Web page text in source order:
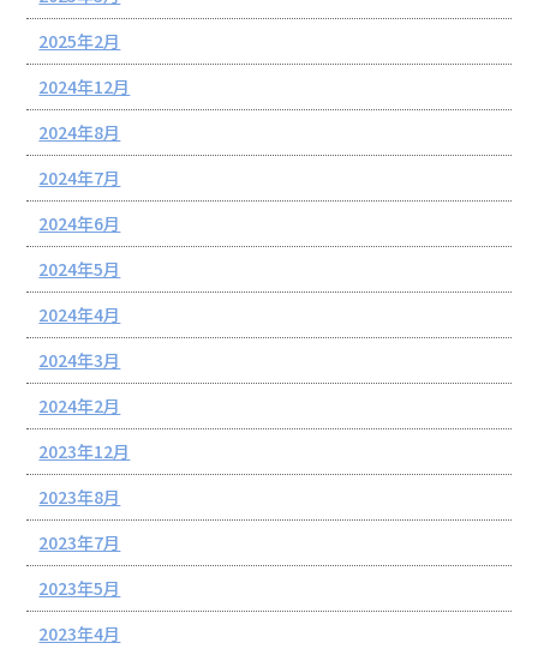
2025年2月
2024年12月
2024年8月
2024年7月
2024年6月
2024年5月
2024年4月
2024年3月
2024年2月
2023年12月
2023年8月
2023年7月
2023年5月
2023年4月